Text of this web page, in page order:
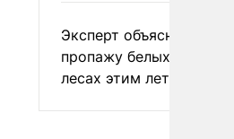
Эксперт объяснил
пропажу белых грибов
лесах этим летом